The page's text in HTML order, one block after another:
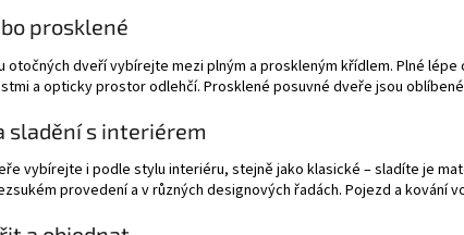
prosklené
otočných dveří vybírejte mezi plným a proskleným křídlem. Plné
a opticky prostor odlehčí. Prosklené posuvné dveře jsou
sladění s interiérem
vybírejte i podle stylu interiéru, stejně jako klasické – sladíte je
provedení a v různých designových řadách. Pojezd a kování